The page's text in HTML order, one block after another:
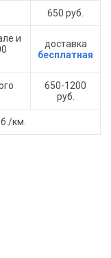
650 руб.
и
доставка
бесплатная
650-1200
руб.
км.